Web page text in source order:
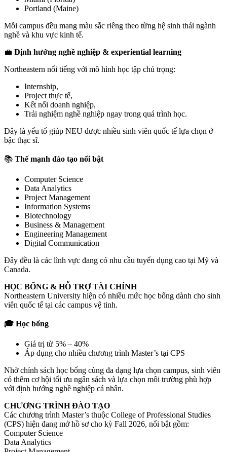
Portland (Maine)
Mỗi campus đều mang màu sắc riêng theo từng hệ sinh thái ngành
nghề và khu vực kinh tế.
💼 Định hướng nghề nghiệp & experiential learning
Northeastern nổi tiếng với mô hình học tập chú trọng:
Internship,
Project thực tế,
Kết nối doanh nghiệp,
Trải nghiệm nghề nghiệp ngay trong quá trình học.
Đây là yếu tố giúp NEU được nhiều sinh viên quốc tế lựa chọn ở
bậc thạc sĩ.
📚 Thế mạnh đào tạo nổi bật
Computer Science
Data Analytics
Project Management
Information Systems
Biotechnology
Business & Management
Engineering Management
Digital Communication
Đây đều là các lĩnh vực đang có nhu cầu tuyển dụng cao tại Mỹ và
Canada.
HỌC BỔNG & HỖ TRỢ TÀI CHÍNH
Northeastern University hiện có nhiều mức học bổng dành cho sinh
viên quốc tế tại các campus vệ tinh.
🎓 Học bổng
Giá trị từ 5% – 40%
Áp dụng cho nhiều chương trình Master’s tại CPS
Nhờ chính sách học bổng cùng đa dạng lựa chọn campus, sinh viên
có thêm cơ hội tối ưu ngân sách và lựa chọn môi trường phù hợp
với định hướng nghề nghiệp cá nhân.
CHƯƠNG TRÌNH ĐÀO TẠO
Các chương trình Master’s thuộc College of Professional Studies
(CPS) hiện đang mở hồ sơ cho kỳ Fall 2026, nổi bật gồm:
Computer Science
Data Analytics